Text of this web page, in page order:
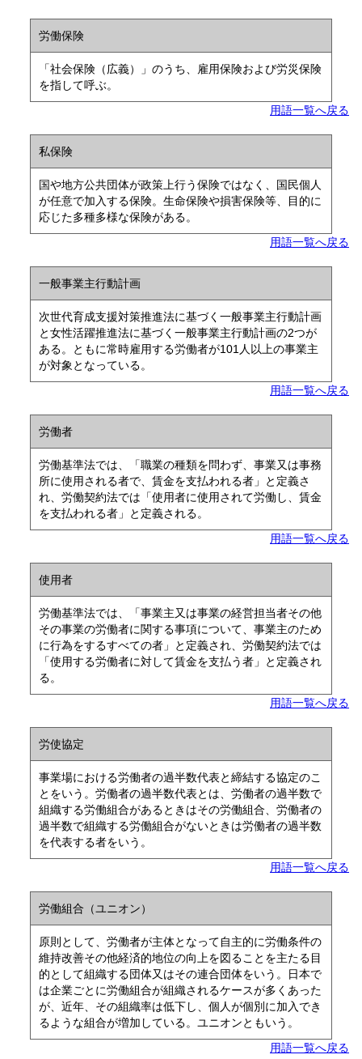
労働保険
「社会保険（広義）」のうち、雇用保険および労災保険
を指して呼ぶ。
用語一覧へ戻る
私保険
国や地方公共団体が政策上行う保険ではなく、国民個人
が任意で加入する保険。生命保険や損害保険等、目的に
応じた多種多様な保険がある。
用語一覧へ戻る
一般事業主行動計画
次世代育成支援対策推進法に基づく一般事業主行動計画
と女性活躍推進法に基づく一般事業主行動計画の2つが
ある。ともに常時雇用する労働者が101人以上の事業主
が対象となっている。
用語一覧へ戻る
労働者
労働基準法では、「職業の種類を問わず、事業又は事務
所に使用される者で、賃金を支払われる者」と定義さ
れ、労働契約法では「使用者に使用されて労働し、賃金
を支払われる者」と定義される。
用語一覧へ戻る
使用者
労働基準法では、「事業主又は事業の経営担当者その他
その事業の労働者に関する事項について、事業主のため
に行為をするすべての者」と定義され、労働契約法では
「使用する労働者に対して賃金を支払う者」と定義され
る。
用語一覧へ戻る
労使協定
事業場における労働者の過半数代表と締結する協定のこ
とをいう。労働者の過半数代表とは、労働者の過半数で
組織する労働組合があるときはその労働組合、労働者の
過半数で組織する労働組合がないときは労働者の過半数
を代表する者をいう。
用語一覧へ戻る
労働組合（ユニオン）
原則として、労働者が主体となって自主的に労働条件の
維持改善その他経済的地位の向上を図ることを主たる目
的として組織する団体又はその連合団体をいう。日本で
は企業ごとに労働組合が組織されるケースが多くあった
が、近年、その組織率は低下し、個人が個別に加入でき
るような組合が増加している。ユニオンともいう。
用語一覧へ戻る